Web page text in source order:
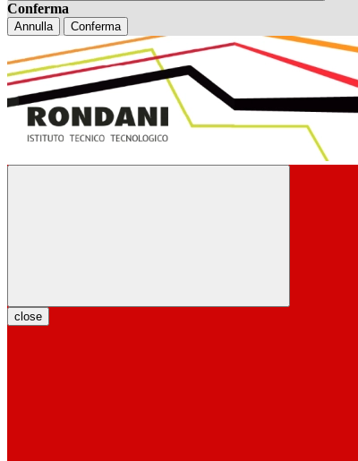
Conferma
Annulla Conferma
close